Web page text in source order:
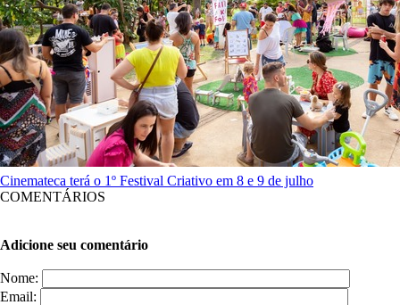
Cinemateca terá o 1º Festival Criativo em 8 e 9 de julho
COMENTÁRIOS
Adicione seu comentário
Nome:
Email: